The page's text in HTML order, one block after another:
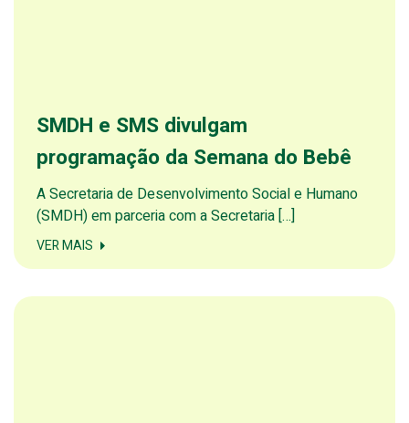
SMDH e SMS divulgam
programação da Semana do Bebê
A Secretaria de Desenvolvimento Social e Humano
(SMDH) em parceria com a Secretaria […]
VER MAIS